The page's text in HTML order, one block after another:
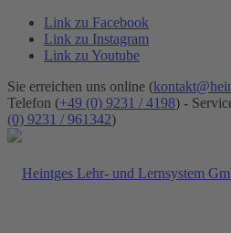
Link zu Facebook
Link zu Instagram
Link zu Youtube
Sie erreichen uns online (
Telefon (+49 (0) 9231 / 4198) -
(0) 9231 / 961342)